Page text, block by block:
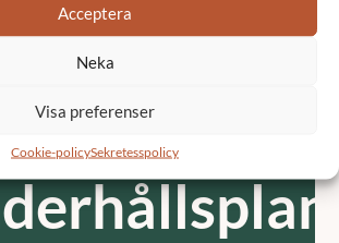
Acceptera
Neka
Visa preferenser
Cookie-policySekretesspolicy